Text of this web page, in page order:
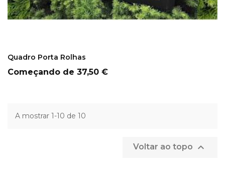
Quadro Porta Rolhas
Começando de Preço
37,50 €
A mostrar 1-10 de 10
Voltar ao topo 